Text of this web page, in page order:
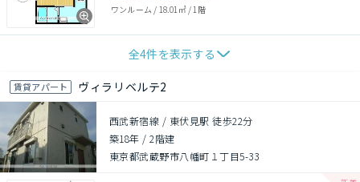
ワンルーム / 18.01㎡/ 1階
全4件を表示する
賃貸アパート ヴィラリベルテ2
西武新宿線 / 東伏見駅 徒歩22分
築18年 /2階建
東京都武蔵野市八幡町１丁目5-33